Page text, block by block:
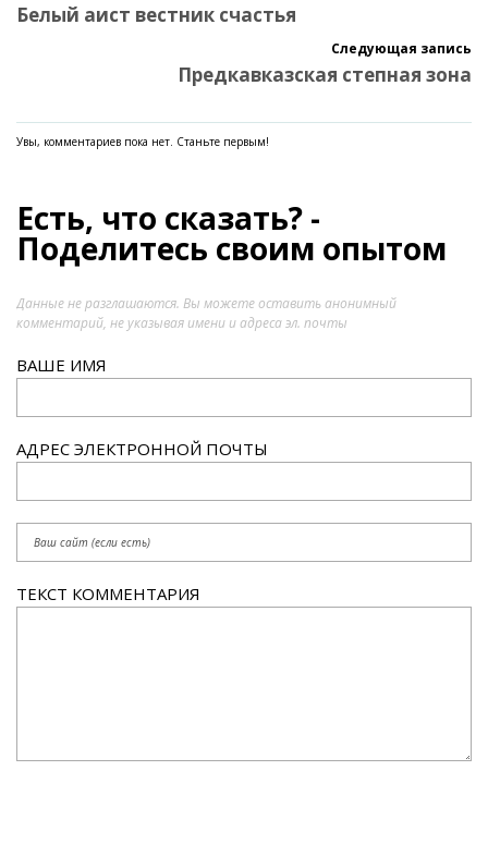
Белый аист вестник счастья
Следующая запись
Предкавказская степная зона
Увы, комментариев пока нет. Станьте первым!
Есть, что сказать? -
Поделитесь своим опытом
Данные не разглашаются. Вы можете оставить анонимный
комментарий, не указывая имени и адреса эл. почты
ВАШЕ ИМЯ
АДРЕС ЭЛЕКТРОННОЙ ПОЧТЫ
ТЕКСТ КОММЕНТАРИЯ